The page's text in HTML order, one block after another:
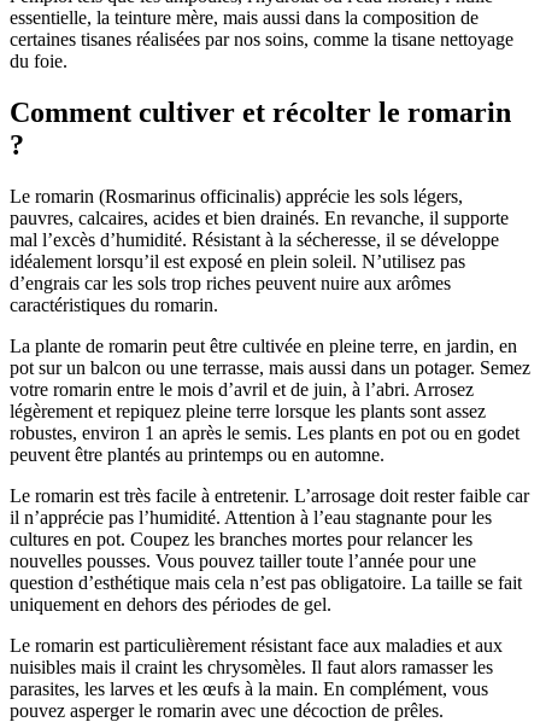
essentielle, la teinture mère, mais aussi dans la composition de
certaines tisanes réalisées par nos soins, comme la tisane nettoyage
du foie.
Comment cultiver et récolter le romarin
?
Le romarin (Rosmarinus officinalis) apprécie les sols légers,
pauvres, calcaires, acides et bien drainés. En revanche, il supporte
mal l’excès d’humidité. Résistant à la sécheresse, il se développe
idéalement lorsqu’il est exposé en plein soleil. N’utilisez pas
d’engrais car les sols trop riches peuvent nuire aux arômes
caractéristiques du romarin.
La plante de romarin peut être cultivée en pleine terre, en jardin, en
pot sur un balcon ou une terrasse, mais aussi dans un potager. Semez
votre romarin entre le mois d’avril et de juin, à l’abri. Arrosez
légèrement et repiquez pleine terre lorsque les plants sont assez
robustes, environ 1 an après le semis. Les plants en pot ou en godet
peuvent être plantés au printemps ou en automne.
Le romarin est très facile à entretenir. L’arrosage doit rester faible car
il n’apprécie pas l’humidité. Attention à l’eau stagnante pour les
cultures en pot. Coupez les branches mortes pour relancer les
nouvelles pousses. Vous pouvez tailler toute l’année pour une
question d’esthétique mais cela n’est pas obligatoire. La taille se fait
uniquement en dehors des périodes de gel.
Le romarin est particulièrement résistant face aux maladies et aux
nuisibles mais il craint les chrysomèles. Il faut alors ramasser les
parasites, les larves et les œufs à la main. En complément, vous
pouvez asperger le romarin avec une décoction de prêles.